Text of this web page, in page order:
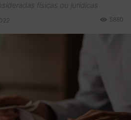
físicas ou jurídicas
5880